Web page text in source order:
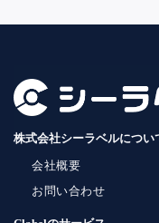
株式会社シーラベルについ
会社概要
お問い合わせ